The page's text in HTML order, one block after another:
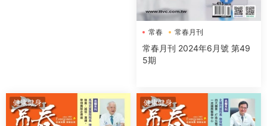
常春 常春月刊
常春月刊 2024年6月號 第49
5期
健康健身 健康健身